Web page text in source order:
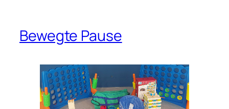
Bewegte Pause